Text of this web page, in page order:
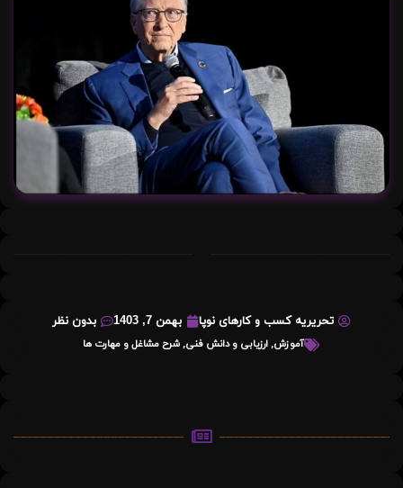
تحریریه کسب و کارهای نوپا بهمن 7, 1403 بدون نظر
آموزش,ارزیابی و دانش فنی,شرح مشاغل و مهارت ها